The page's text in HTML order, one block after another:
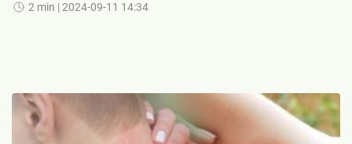
2 min | 2024-09-11 14:34